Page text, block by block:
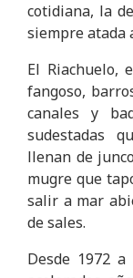
cotidiana, la
siempre atada
El Riachuelo,
fangoso,
canales y
sudestadas
llenan de
mugre que
salir a mar
de sales.
Desde 1972